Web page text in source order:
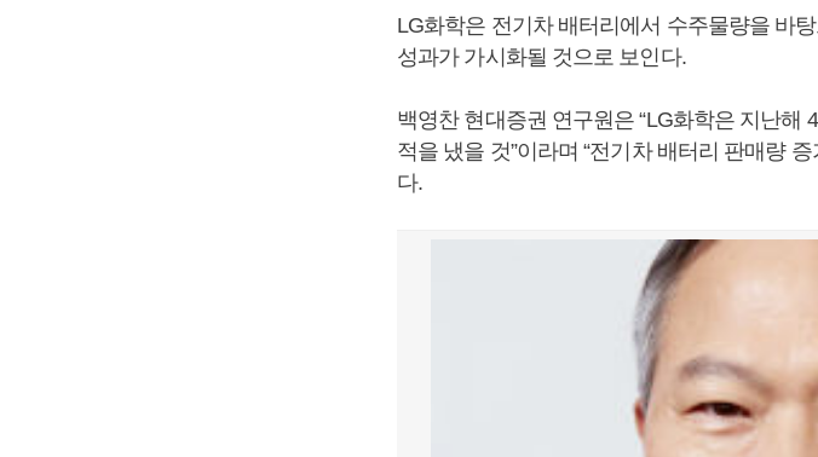
LG화학은 전기차 배터리에서 수주물량을 바
성과가 가시화될 것으로 보인다.
백영찬 현대증권 연구원은 “LG화학은 지난해
적을 냈을 것”이라며 “전기차 배터리 판매량
다.